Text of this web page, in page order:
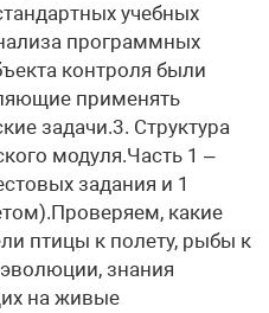
учебных
программных
контроля были
применять
задачи.3. Структура
модуля.Часть 1 –
задания и 1
какие
птицы к полету, рыбы к
знания
на живые